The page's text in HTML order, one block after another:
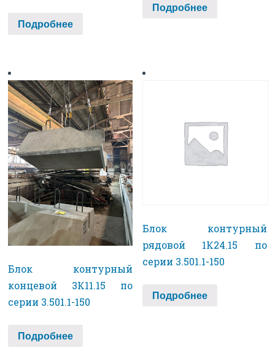
Подробнее
Подробнее
Блок контурный
концевой 3К11.15 по
серии 3.501.1-150
Подробнее
Блок контурный
рядовой 1К24.15 по
серии 3.501.1-150
Подробнее